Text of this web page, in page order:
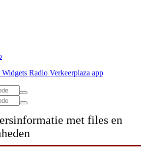
Widgets Radio Verkeerplaza app
met files en